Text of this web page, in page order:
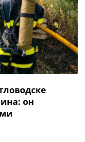
он